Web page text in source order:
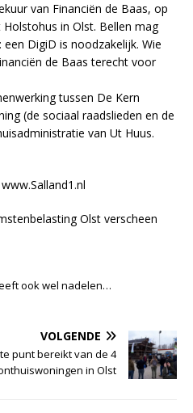
van Financiën de Baas, op
in Olst. Bellen mag
DigiD is noodzakelijk. Wie
de Baas terecht voor
tussen De Kern
(de sociaal raadslieden en de
van Ut Huus.
Olst verscheen
ook wel nadelen…
VOLGENDE
punt bereikt van de 4
in Olst